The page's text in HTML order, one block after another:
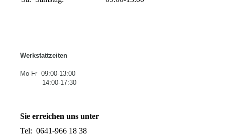
Werkstattzeiten
Mo-Fr 09:00-13:00
14:00-17:30
Sie erreichen uns unter
Tel: 0641-966 18 38